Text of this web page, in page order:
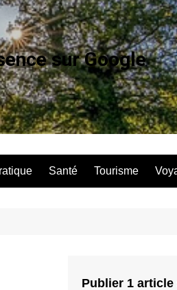
sur Google
Santé Tourisme
Publier 1